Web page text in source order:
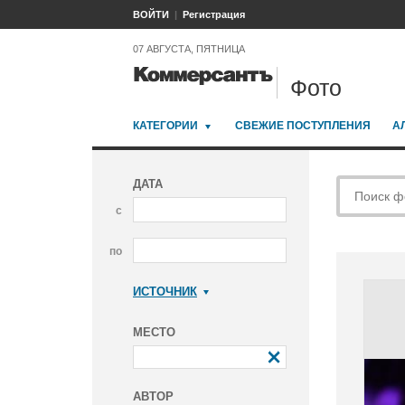
ВОЙТИ Регистрация
07 АВГУСТА, ПЯТНИЦА
Фото
КАТЕГОРИИ СВЕЖИЕ ПОСТУПЛЕНИЯ
ДАТА
с
по
ИСТОЧНИК
МЕСТО
АВТОР